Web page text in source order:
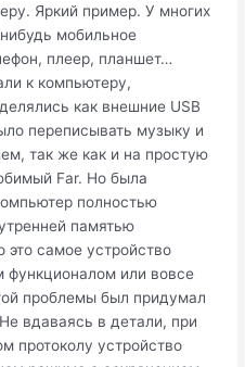
Яркий пример. У многих
мобильное
плеер, планшет…
к компьютеру,
как внешние USB
переписывать музыку и
так же как и на простую
Far. Но была
полностью
памятью
это самое устройство
функционалом или вовсе
проблемы был придумал
вдаваясь в детали, при
протоколу устройство